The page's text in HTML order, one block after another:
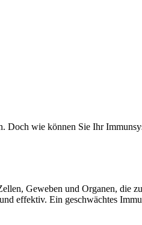
Doch wie können Sie Ihr
Geweben und Organen, die
effektiv. Ein geschwächtes